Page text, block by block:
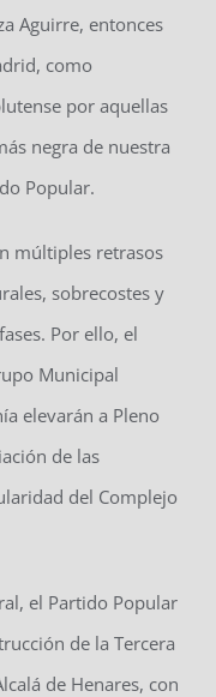
Aguirre, entonces
como
por aquellas
negra de nuestra
Popular.
múltiples retrasos
sobrecostes y
Por ello, el
Municipal
elevarán a Pleno
de las
del Complejo
el Partido Popular
de la Tercera
de Henares, con